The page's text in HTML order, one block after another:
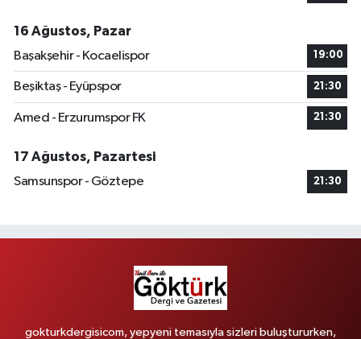
16 Ağustos, Pazar
Başakşehir - Kocaelispor
19:00
Beşiktaş - Eyüpspor 21:30
Amed - Erzurumspor FK 21:30
17 Ağustos, Pazartesi
Samsunspor - Göztepe
21:30
gokturkdergisicom, yepyeni temasıyla sizleri buluştururken,